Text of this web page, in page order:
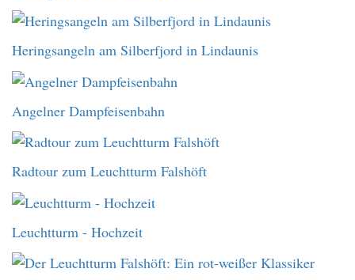
Heringsangeln am Silberfjord in Lindaunis
Angelner Dampfeisenbahn
Radtour zum Leuchtturm Falshöft
Leuchtturm - Hochzeit